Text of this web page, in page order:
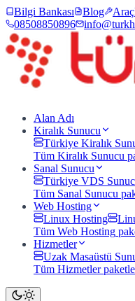
Bilgi Bankası Blog
08508850896
Alan Adı
Kiralık Sunucu
Türkiye Kiralık
Tüm Kiralık Sunucu
Sanal Sunucu
Türkiye VDS
Tüm Sanal Sunucu
Web Hosting
Linux Hosting
Tüm Web Hosting
Hizmetler
Uzak Masaüstü
Tüm Hizmetler